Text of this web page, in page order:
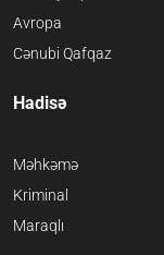
Avropa
Cənubi Qafqaz
Hadisə
Məhkəmə
Kriminal
Maraqlı